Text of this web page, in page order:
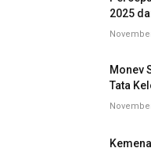
2025
Monev
Tata